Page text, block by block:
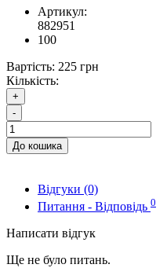
Артикул:
882951
100
Вартість: 225 грн
Кількість:
+
-
До кошика
Відгуки (0)
Питання - Відповідь 0
Написати відгук
Ще не було питань.